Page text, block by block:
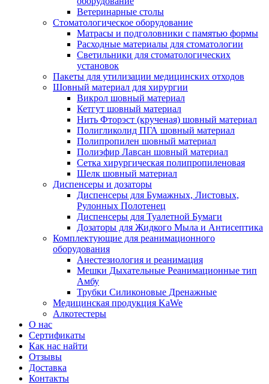
Ветеринарные столы
Стоматологическое оборудование
Матрасы и подголовники с памятью формы
Расходные материалы для стоматологии
Светильники для стоматологических
установок
Пакеты для утилизации медицинских отходов
Шовный материал для хирургии
Викрол шовный материал
Кетгут шовный материал
Нить Фторэст (крученая) шовный материал
Полигликолид ПГА шовный материал
Полипропилен шовный материал
Полиэфир Лавсан шовный материал
Сетка хирургическая полипропиленовая
Шелк шовный материал
Диспенсеры и дозаторы
Диспенсеры для Бумажных, Листовых,
Рулонных Полотенец
Диспенсеры для Туалетной Бумаги
Дозаторы для Жидкого Мыла и Антисептика
Комплектующие для реанимационного
оборудования
Анестезиология и реанимация
Мешки Дыхательные Реанимационные тип
Амбу
Трубки Силиконовые Дренажные
Медицинская продукция KaWe
Алкотестеры
О нас
Сертификаты
Как нас найти
Отзывы
Доставка
Контакты